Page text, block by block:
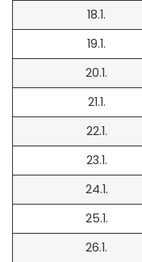
18.1.
19.1.
20.1.
21.1.
22.1.
23.1.
24.1.
25.1.
26.1.